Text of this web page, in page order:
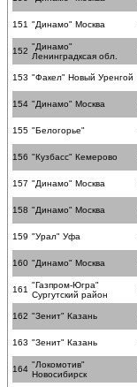
151 "Динамо" Москва
152 "Динамо"
Ленинградксая обл.
153 "Факел" Новый Уренгой
154 "Динамо" Москва
155 "Белогорье"
156 "Кузбасс" Кемерово
157 "Динамо" Москва
158 "Динамо" Москва
159 "Урал" Уфа
160 "Динамо" Москва
161 "Газпром-Югра"
Сургутский район
162 "Зенит" Казань
163 "Зенит" Казань
164 "Локомотив"
Новосибирск